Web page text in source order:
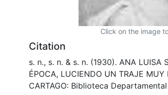
Click on the image
Citation
s. n., s. n. & s. n. (1930). ANA LUISA
ÉPOCA, LUCIENDO UN TRAJE
CARTAGO: Biblioteca